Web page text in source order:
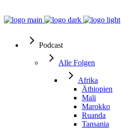
Podcast
Alle Folgen
Afrika
Äthiopien
Mali
Marokko
Ruanda
Tansania